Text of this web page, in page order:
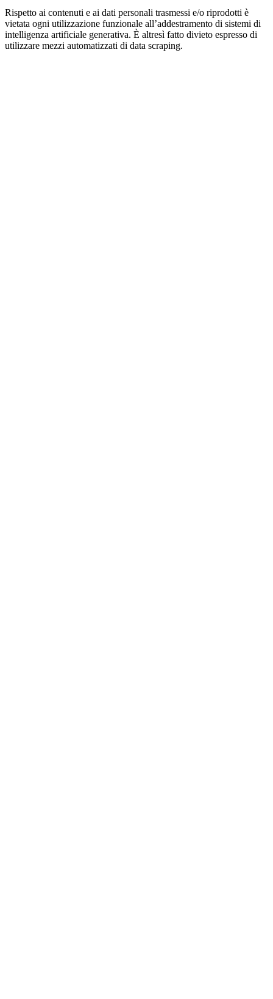
Rispetto ai contenuti e ai dati personali trasmessi e/o riprodotti è
vietata ogni utilizzazione funzionale all’addestramento di sistemi di
intelligenza artificiale generativa. È altresì fatto divieto espresso di
utilizzare mezzi automatizzati di data scraping.